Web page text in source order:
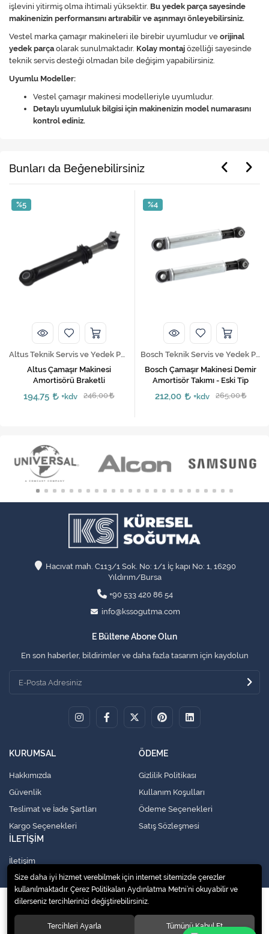
işlevini yitirmiş olma ihtimali yüksektir. Bu yedek parça sayesinde
makinenizin performansını artırabilir ve aşınmayı önleyebilirsiniz.
Vestel marka çamaşır makineleri ile birebir uyumludur ve orijinal
yedek parça olarak sunulmaktadır. Kolay montaj özelliği sayesinde
teknik servis desteği olmadan bile değişim yapabilirsiniz.
Uyumlu Modeller:
Vestel çamaşır makinesi modelleriyle uyumludur.
Detaylı uyumluluk bilgisi için makinenizin model numarasını
kontrol ediniz.
Bunları da Beğenebilirsiniz
%5
Altus Teknik Servis ve Yedek Parça Hizmetleri
Altus Çamaşır Makinesi
Amortisörü Braketli
194,75 +kdv 246,00
%4
Bosch Teknik Servis ve Yedek Parça Hizmetleri
Bosch Çamaşır Makinesi Demir
Amortisör Takımı - Eski Tip
212,00 +kdv 265,00
Hacıvat mah. C113/1 Sok. No: 1/1 İç kapı No: 1, 16290
Yıldırım/Bursa
+90 533 420 86 54
info@kssogutma.com
E Bültene Abone Olun
En son haberler, bildirimler ve daha fazla tasarım için kaydolun
KURUMSAL
Hakkımızda
Güvenlik
Teslimat ve İade Şartları
Kargo Seçenekleri
ÖDEME
Gizlilik Politikası
Kullanım Koşulları
Ödeme Seçenekleri
Satış Sözleşmesi
İLETİŞİM
İletişim
© 2020Küresel Soğutma Sistemleri Yedek Parça San. Ve Tic. Ltd. Şti.
Size daha iyi hizmet verebilmek için internet sitemizde çerezler
kullanılmaktadır. Çerez Politikaları Aydınlatma Metni’ni okuyabilir ve
dilerseniz tercihlerinizi değiştirebilirsiniz.
Tercihleri Ayarla Tümünü Kabul Et